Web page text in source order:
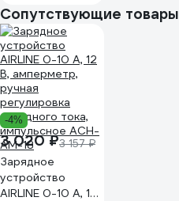
Сопутствующие товары
-4%
3 020 ₽3 157 ₽
Зарядное
устройство
AIRLINE 0-10 А, 12